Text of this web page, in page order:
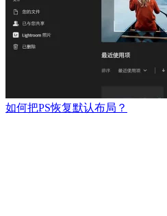
如何把PS恢复默认布局？